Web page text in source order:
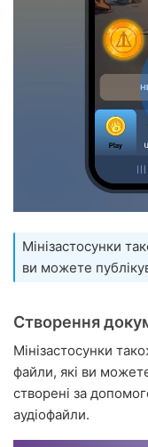
Мінізастосунки
ви можете
Створення
Мінізастосунки
файли, які ви
створені за
аудіофайли.